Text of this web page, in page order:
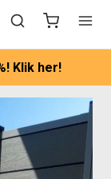
Klik her!